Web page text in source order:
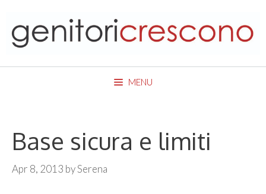
content
MENU
Base sicura e limiti
Apr 8, 2013 bySerena